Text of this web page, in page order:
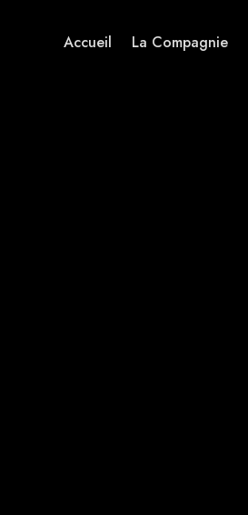
Accueil La Compagnie